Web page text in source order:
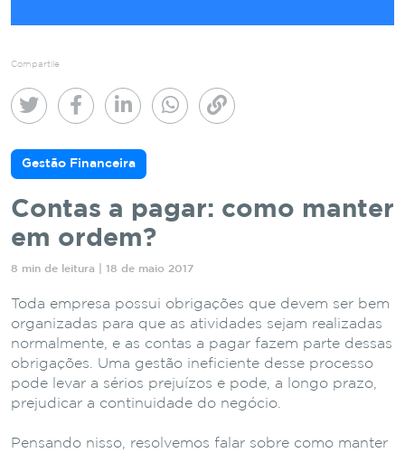
Compartile
Gestão Financeira
Contas a pagar: como manter
em ordem?
8 min de leitura | 18 de maio 2017
Toda empresa possui obrigações que devem ser bem
organizadas para que as atividades sejam realizadas
normalmente, e as contas a pagar fazem parte dessas
obrigações. Uma gestão ineficiente desse processo
pode levar a sérios prejuízos e pode, a longo prazo,
prejudicar a continuidade do negócio.
Pensando nisso, resolvemos falar sobre como manter